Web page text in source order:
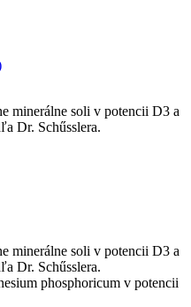
minerálne soli v potencii D3 a
Dr. Schűsslera.
minerálne soli v potencii D3 a
Dr. Schűsslera.
phosphoricum v potencii